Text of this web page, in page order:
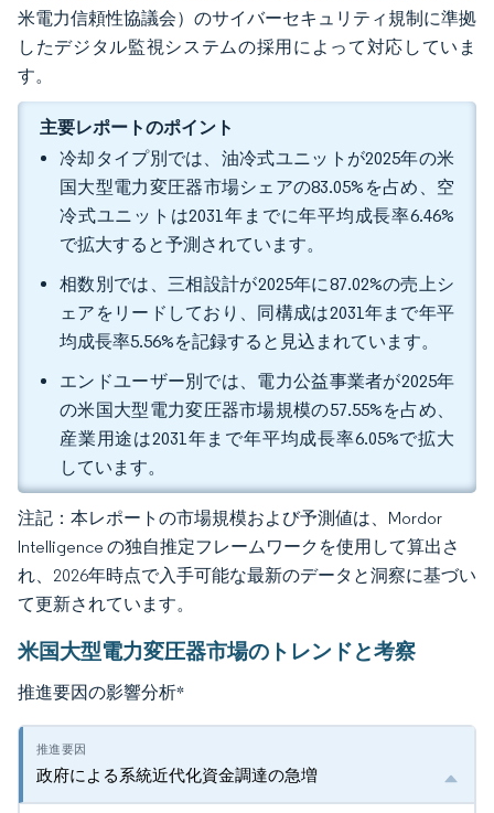
米電力信頼性協議会）のサイバーセキュリティ規制に準拠
したデジタル監視システムの採用によって対応していま
す。
主要レポートのポイント
冷却タイプ別では、油冷式ユニットが2025年の米
国大型電力変圧器市場シェアの83.05%を占め、空
冷式ユニットは2031年までに年平均成長率6.46%
で拡大すると予測されています。
相数別では、三相設計が2025年に87.02%の売上シ
ェアをリードしており、同構成は2031年まで年平
均成長率5.56%を記録すると見込まれています。
エンドユーザー別では、電力公益事業者が2025年
の米国大型電力変圧器市場規模の57.55%を占め、
産業用途は2031年まで年平均成長率6.05%で拡大
しています。
注記：本レポートの市場規模および予測値は、Mordor
Intelligence の独自推定フレームワークを使用して算出さ
れ、2026年時点で入手可能な最新のデータと洞察に基づい
て更新されています。
米国大型電力変圧器市場のトレンドと考察
推進要因の影響分析*
政府による系統近代化資金調達の急増